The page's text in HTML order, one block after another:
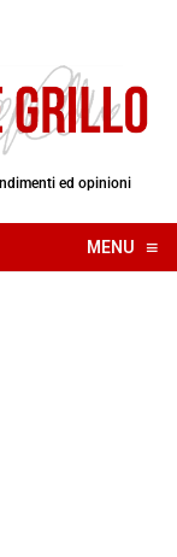
ed opinioni
MENU ≡
☰